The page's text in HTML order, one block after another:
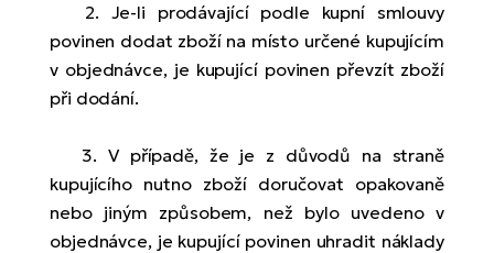
2. Je-li prodávající podle kupní smlouvy
povinen dodat zboží na místo určené kupujícím
v objednávce, je kupující povinen převzít zboží
při dodání.
3. V případě, že je z důvodů na straně
kupujícího nutno zboží doručovat opakovaně
nebo jiným způsobem, než bylo uvedeno v
objednávce, je kupující povinen uhradit náklady